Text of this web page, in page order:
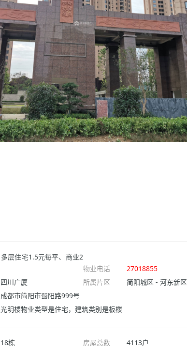
多层住宅1.5元每平、商业2
物业电话
27018855
四川广厦 所属片区
简阳城区 - 河东新区
成都市简阳市蜀阳路999号
光明楼物业类型是住宅，建筑类别是板楼
18栋 房屋总数
4113户